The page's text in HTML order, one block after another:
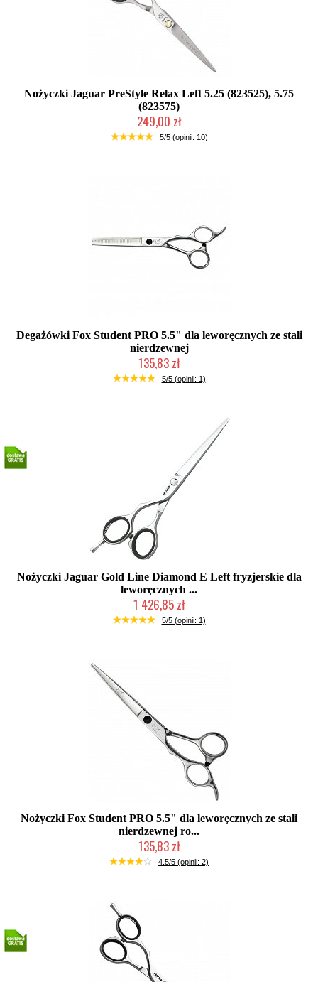
Nożyczki Jaguar PreStyle Relax Left 5.25 (823525), 5.75
(823575)
249,00 zł
Duża ilość (wysyłka w 24h)
5/5 (opinii: 10)
Degażówki Fox Student PRO 5.5" dla leworęcznych ze stali
nierdzewnej
135,83 zł
Duża ilość (wysyłka w 24h)
5/5 (opinii: 1)
Nożyczki Jaguar Gold Line Diamond E Left fryzjerskie dla
leworęcznych ...
1 426,85 zł
Duża ilość (wysyłka w 24h)
5/5 (opinii: 1)
Nożyczki Fox Student PRO 5.5" dla leworęcznych ze stali
nierdzewnej ro...
135,83 zł
Duża ilość (wysyłka w 24h)
4.5/5 (opinii: 2)